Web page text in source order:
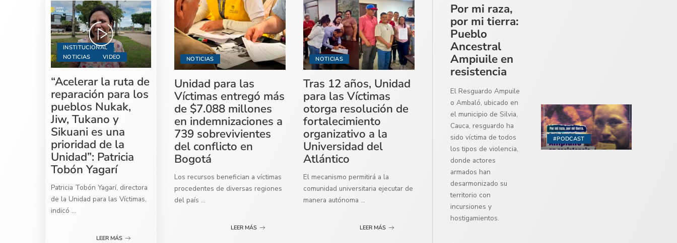
INSTITUCIONAL
NOTICIAS
VIDEO
“Acelerar la ruta de
reparación para los
pueblos Nukak,
Jiw, Tukano y
Sikuani es una
prioridad de la
Unidad”: Patricia
Tobón Yagarí
Patricia Tobón Yagarí, directora
de la Unidad para las Víctimas,
indicó ...
LEER MÁS
NOTICIAS
Unidad para las
Víctimas entregó más
de $7.088 millones
en indemnizaciones a
739 sobrevivientes
del conflicto en
Bogotá
Los recursos benefician a víctimas
procedentes de diversas regiones
del país ...
LEER MÁS
NOTICIAS
Tras 12 años, Unidad
para las Víctimas
otorga resolución de
fortalecimiento
organizativo a la
Universidad del
Atlántico
El mecanismo permitirá a la
comunidad universitaria ejecutar de
manera autónoma ...
LEER MÁS
#PODCAST
Por mi raza,
por mi tierra:
Pueblo
Ancestral
Ampiuile en
resistencia
El Resguardo Ampuile
o Ambaló, ubicado en
el municipio de Silvia,
Cauca, resguardo ha
sido víctima de todos
los tipos de violencia,
donde actores
armados han
desarmonizado su
territorio con
incursiones y
hostigamientos.